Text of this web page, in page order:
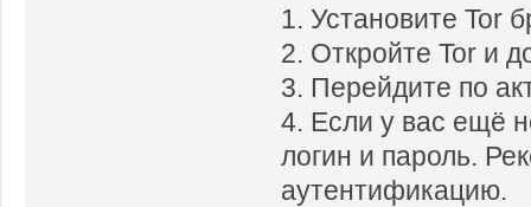
1. Установите Tor
2. Откройте Tor и
3. Перейдите по
4. Если у вас ещё
логин и пароль.
аутентификацию.